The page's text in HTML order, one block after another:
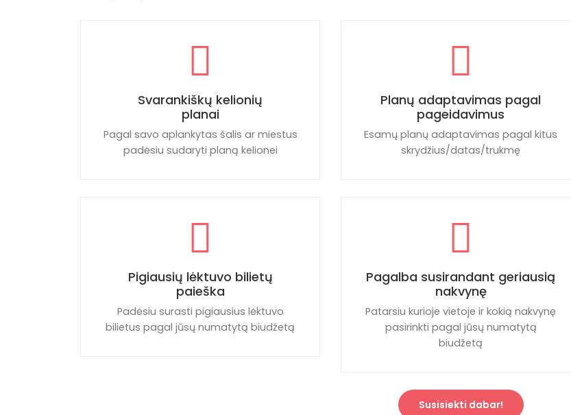
Svarankiškų kelionių
planai
Pagal savo aplankytas šalis ar miestus
padėsiu sudaryti planą kelionei
Planų adaptavimas pagal
pageidavimus
Esamų planų adaptavimas pagal kitus
skrydžius/datas/trukmę
Pigiausių lėktuvo bilietų
paieška
Padėsiu surasti pigiausius lėktuvo
bilietus pagal jūsų numatytą biudžetą
Pagalba susirandant geriausią
nakvynę
Patarsiu kurioje vietoje ir kokią nakvynę
pasirinkti pagal jūsų numatytą
biudžetą
Susisiekti dabar!